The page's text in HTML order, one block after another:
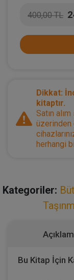
400,00 TL
Dikkat:
kitaptır.
Satın
üzerinden
herhangi
Kategoriler:
Bu Kitap İçin